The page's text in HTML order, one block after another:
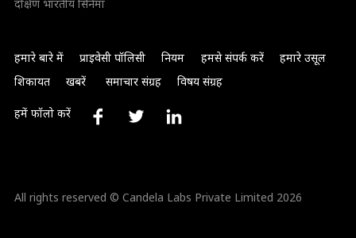
दक्षिण भारतीय सिनेमा
हमारे बारे में प्राइवेसी पॉलिसी नियम हमसे संपर्क करें
हमारे उसूल
शिकायत
खबरें समाचार संग्रह विषय संग्रह
हमें फॉलो करें
All rights reserved © Candela Labs Private Limited 2026